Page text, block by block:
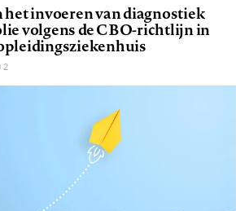
het invoeren van diagnostiek
volgens de CBO-richtlijn in